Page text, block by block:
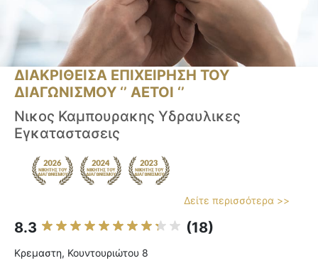
ΔΙΑΚΡΙΘΕΙΣΑ ΕΠΙΧΕΙΡΗΣΗ ΤΟΥ
ΔΙΑΓΩΝΙΣΜΟΥ ‘’ ΑΕΤΟΙ ‘’
Νικος Καμπουρακης Υδραυλικες
Εγκαταστασεις
Δείτε περισσότερα >>
8.3 (18)
Κρεμαστη, Κουντουριώτου 8